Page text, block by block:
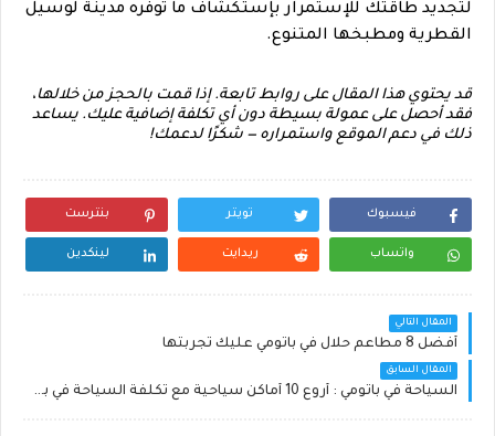
لتجديد طاقتك للإستمرار بإستكشاف ما توفره مدينة لوسيل
القطرية ومطبخها المتنوع.
قد يحتوي هذا المقال على روابط تابعة. إذا قمت بالحجز من خلالها،
فقد أحصل على عمولة بسيطة دون أي تكلفة إضافية عليك. يساعد
ذلك في دعم الموقع واستمراره — شكرًا لدعمك!
فيسبوك تويتر بنترست
واتساب ريدايت لينكدين
المقال التالي
أفضل 8 مطاعم حلال في باتومي عليك تجربتها
المقال السابق
السياحة في باتومي : أروع 10 أماكن سياحية مع تكلفة السياحة في باتومي